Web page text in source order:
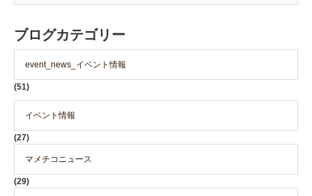
ブログカテゴリー
event_news_イベント情報
(51)
イベント情報
(27)
マメチコニュース
(29)